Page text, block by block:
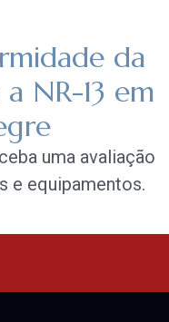
da
NR-13 em
uma avaliação
e equipamentos.